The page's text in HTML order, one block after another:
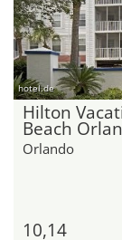
hotel.de
Hilton
Beach
Orlando
10,14